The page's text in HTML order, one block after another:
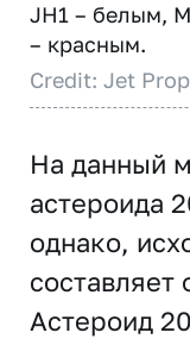
JH1 – белым,
– красным.
Credit: Jet
На данный
астероида
однако,
составляет
Астероид